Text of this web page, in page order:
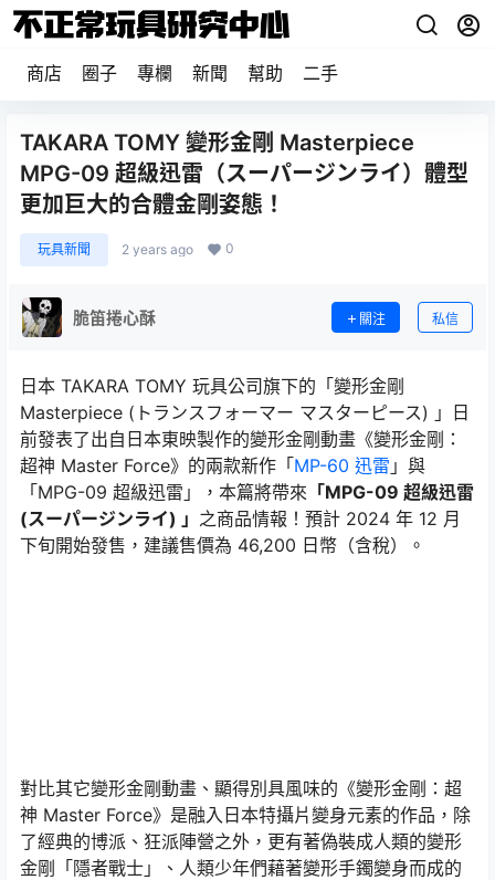
商店 圈子 專欄 新聞 幫助 二手
TAKARA TOMY 變形金剛 Masterpiece
MPG-09 超級迅雷（スーパージンライ）體型
更加巨大的合體金剛姿態！
玩具新聞 2 years ago 0
脆笛捲心酥 關注 私信
日本 TAKARA TOMY 玩具公司旗下的「變形金剛
Masterpiece (トランスフォーマー マスターピース) 」日
前發表了出自日本東映製作的變形金剛動畫《變形金剛：
超神 Master Force》的兩款新作「MP-60 迅雷 」與
「MPG-09 超級迅雷」，本篇將帶來 「MPG-09 超級迅雷
(スーパージンライ) 」 之商品情報！預計 2024 年 12 月
下旬開始發售，建議售價為 46,200 日幣（含稅）。
對比其它變形金剛動畫、顯得別具風味的《變形金剛：超
神 Master Force》是融入日本特攝片變身元素的作品，除
了經典的博派、狂派陣營之外，更有著偽裝成人類的變形
金剛「隱者戰士」、人類少年們藉著變形手鐲變身而成的